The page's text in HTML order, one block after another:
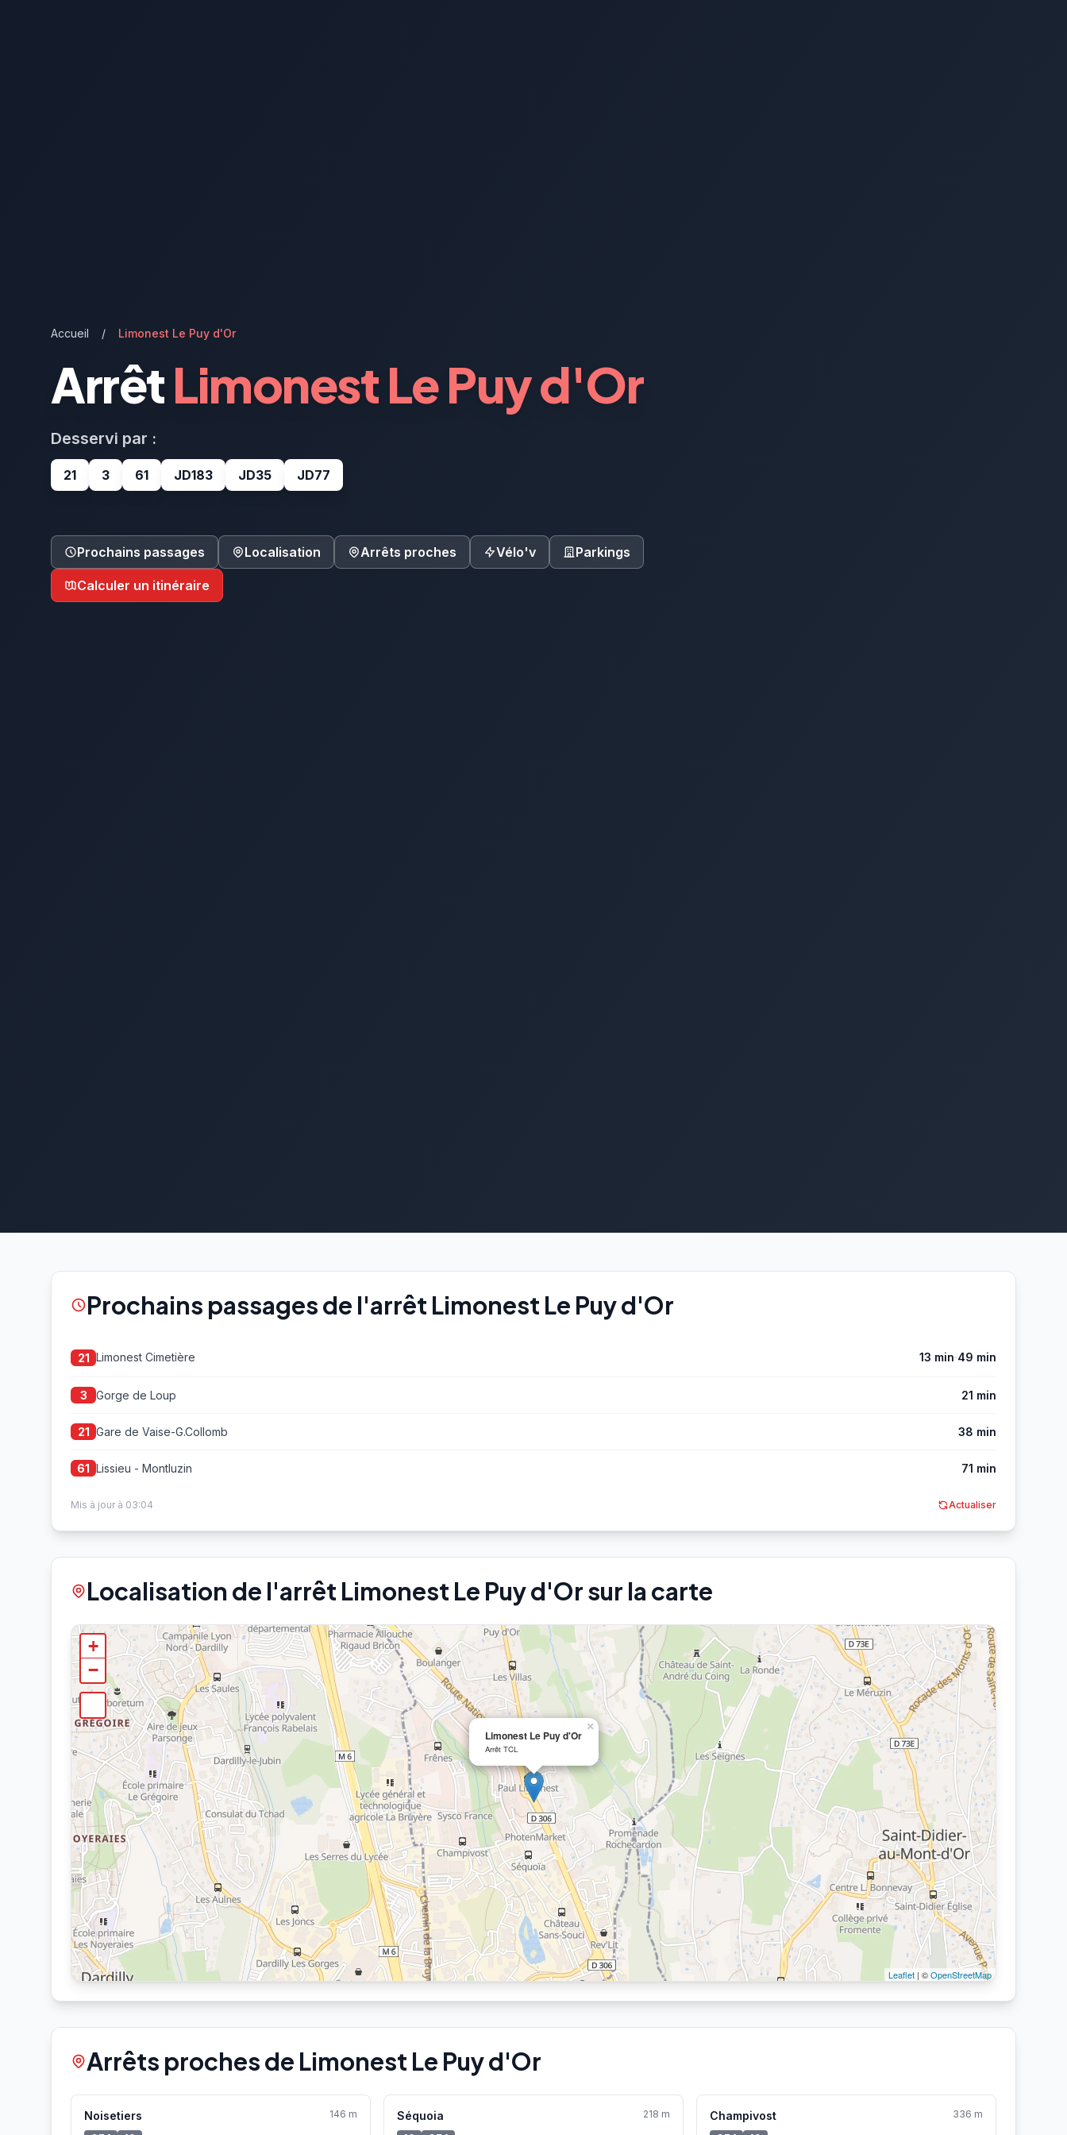
Accueil / Limonest Le Puy d'Or
ArrêtLimonest Le Puy d'Or
Desservi par :
21 3 61 JD183 JD35 JD77
Prochains passages Localisation Arrêts proches Vélo'v Parkings
Calculer un itinéraire
Prochains passages de l'arrêt Limonest Le Puy d'Or
21 Limonest Cimetière 13 min·49 min
3 Gorge de Loup 21 min
21 Gare de Vaise-G.Collomb 38 min
61 Lissieu - Montluzin 71 min
Mis à jour à 03:04 Actualiser
Localisation de l'arrêt Limonest Le Puy d'Or sur la carte
Limonest Le Puy d'Or
Arrêt TCL
×
+
−
Leaflet | ©OpenStreetMap
Arrêts proches de Limonest Le Puy d'Or
Noisetiers
146 m
Séquoia
218 m
Champivost
336 m